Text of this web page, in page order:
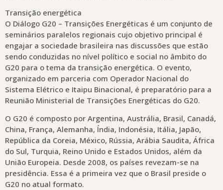
Transição energética
O Diálogo G20 – Transições Energéticas é um conjunto de
seminários paralelos regionais cujo objetivo principal é
engajar a sociedade brasileira nas discussões que estão
sendo conduzidas no nível político e social no âmbito do
G20 para o tema da transição energética. O evento,
organizado em parceria com Operador Nacional do
Sistema Elétrico e Itaipu Binacional, é preparatório para a
Reunião Ministerial de Transições Energéticas do G20.
O G20 é composto por Argentina, Austrália, Brasil, Canadá,
China, França, Alemanha, Índia, Indonésia, Itália, Japão,
República da Coreia, México, Rússia, Arábia Saudita, África
do Sul, Turquia, Reino Unido e Estados Unidos, além da
União Europeia. Desde 2008, os países revezam-se na
presidência. Essa é a primeira vez que o Brasil preside o
G20 no atual formato.